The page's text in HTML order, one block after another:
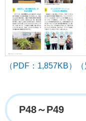
（PDF：1,857KB）
P48～P49